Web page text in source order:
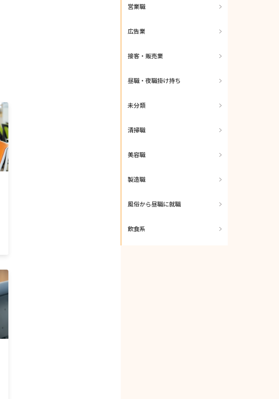
営業職
広告業
接客・販売業
昼職・夜職掛け持ち
未分類
清掃職
美容職
製造職
風俗から昼職に就職
飲食系